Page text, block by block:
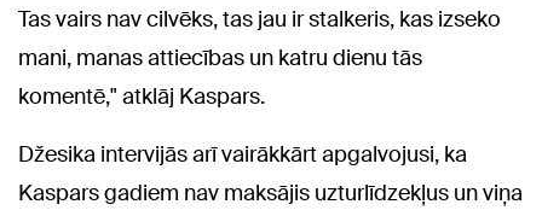
Tas vairs nav cilvēks, tas jau ir stalkeris, kas izseko
mani, manas attiecības un katru dienu tās
komentē," atklāj Kaspars.
Džesika intervijās arī vairākkārt apgalvojusi, ka
Kaspars gadiem nav maksājis uzturlīdzekļus un viņa